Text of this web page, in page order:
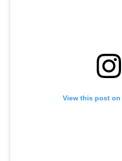
View this post on